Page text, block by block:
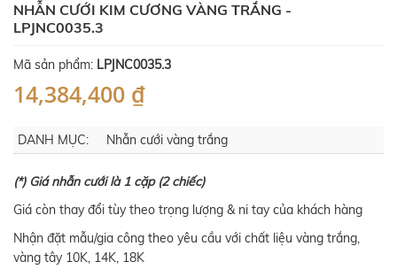
NHẪN CƯỚI KIM CƯƠNG VÀNG TRẮNG -
LPJNC0035.3
Mã sản phẩm: LPJNC0035.3
14,384,400 ₫
DANH MỤC: Nhẫn cưới vàng trắng
(*) Giá nhẫn cưới là 1 cặp (2 chiếc)
Giá còn thay đổi tùy theo trọng lượng & ni tay của khách hàng
Nhận đặt mẫu/gia công theo yêu cầu với chất liệu vàng trắng,
vàng tây 10K, 14K, 18K